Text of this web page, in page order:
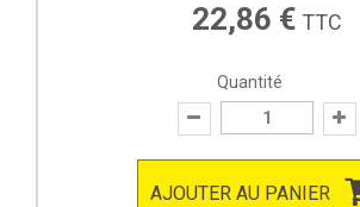
22,86 € TTC
Quantité
AJOUTER AU PANIER